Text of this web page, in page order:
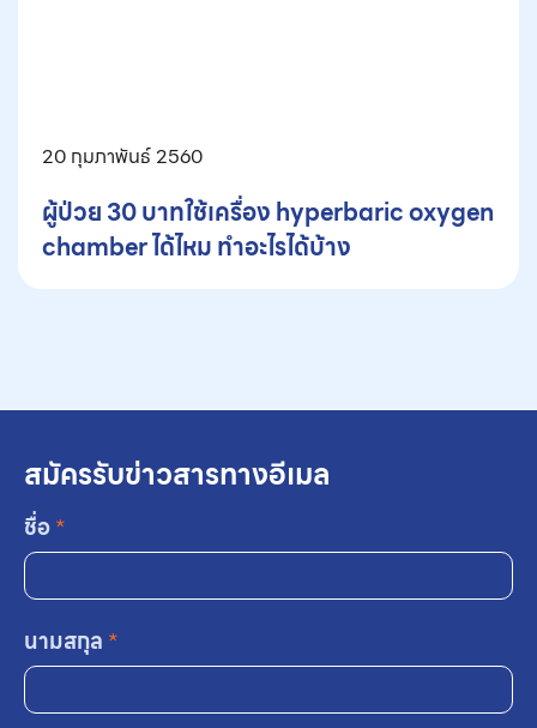
20 กุมภาพันธ์ 2560
ผู้ป่วย 30 บาทใช้เครื่อง hyperbaric oxygen
chamber ได้ไหม ทำอะไรได้บ้าง
สมัครรับข่าวสารทางอีเมล
ชื่อ*
นามสกุล *